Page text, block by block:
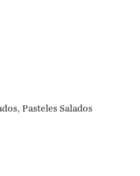
, Pasteles Salados